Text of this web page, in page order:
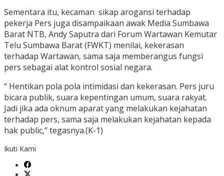
Sementara itu, kecaman sikap arogansi terhadap
pekerja Pers juga disampaikaan awak Media Sumbawa
Barat NTB, Andy Saputra dari Forum Wartawan Kemutar
Telu Sumbawa Barat (FWKT) menilai, kekerasan
terhadap Wartawan, sama saja memberangus fungsi
pers sebagai alat kontrol sosial negara.
“ Hentikan pola pola intimidasi dan kekerasan. Pers juru
bicara publik, suara kepentingan umum, suara rakyat.
Jadi jika ada oknum aparat yang melakukan kejahatan
terhadap pers, sama saja melakukan kejahatan kepada
hak public,” tegasnya.(K-1)
Ikuti Kami